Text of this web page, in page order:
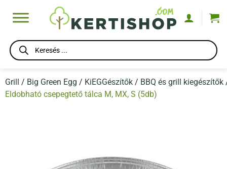
Products
search
Grill / Big Green Egg / KiEGGészítők / BBQ és grill kiegészítők
Eldobható csepegtető tálca M, MX, S (5db)